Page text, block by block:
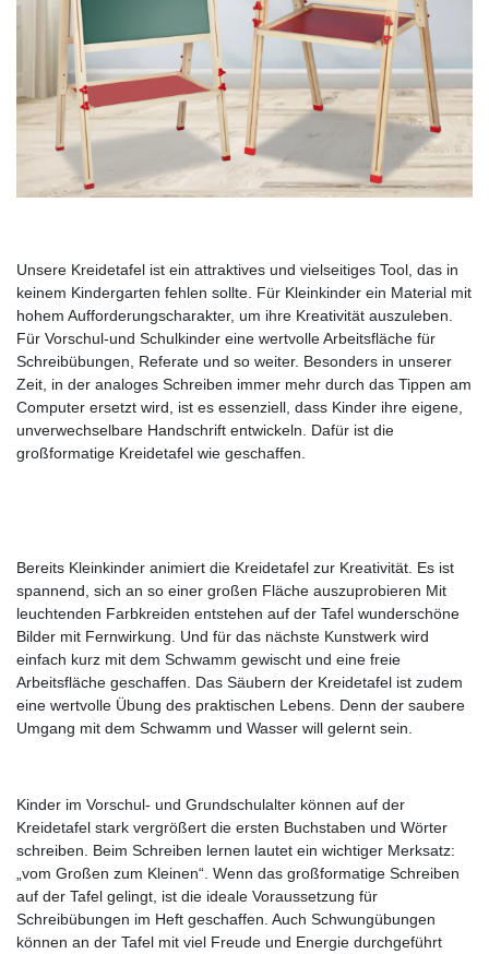
Unsere Kreidetafel ist ein attraktives und vielseitiges Tool, das in
keinem Kindergarten fehlen sollte. Für Kleinkinder ein Material mit
hohem Aufforderungscharakter, um ihre Kreativität auszuleben.
Für Vorschul-und Schulkinder eine wertvolle Arbeitsfläche für
Schreibübungen, Referate und so weiter. Besonders in unserer
Zeit, in der analoges Schreiben immer mehr durch das Tippen am
Computer ersetzt wird, ist es essenziell, dass Kinder ihre eigene,
unverwechselbare Handschrift entwickeln. Dafür ist die
großformatige Kreidetafel wie geschaffen.
Bereits Kleinkinder animiert die Kreidetafel zur Kreativität. Es ist
spannend, sich an so einer großen Fläche auszuprobieren Mit
leuchtenden Farbkreiden entstehen auf der Tafel wunderschöne
Bilder mit Fernwirkung. Und für das nächste Kunstwerk wird
einfach kurz mit dem Schwamm gewischt und eine freie
Arbeitsfläche geschaffen. Das Säubern der Kreidetafel ist zudem
eine wertvolle Übung des praktischen Lebens. Denn der saubere
Umgang mit dem Schwamm und Wasser will gelernt sein.
Kinder im Vorschul- und Grundschulalter können auf der
Kreidetafel stark vergrößert die ersten Buchstaben und Wörter
schreiben. Beim Schreiben lernen lautet ein wichtiger Merksatz:
„vom Großen zum Kleinen“. Wenn das großformatige Schreiben
auf der Tafel gelingt, ist die ideale Voraussetzung für
Schreibübungen im Heft geschaffen. Auch Schwungübungen
können an der Tafel mit viel Freude und Energie durchgeführt